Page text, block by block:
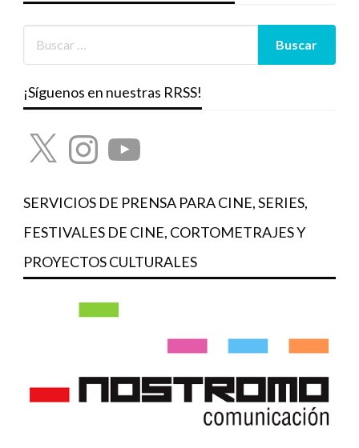
¡Síguenos en nuestras RRSS!
X InstagramYouTube
SERVICIOS DE PRENSA PARA CINE, SERIES,
FESTIVALES DE CINE, CORTOMETRAJES Y
PROYECTOS CULTURALES